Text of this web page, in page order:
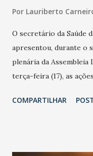
Por Lauriberto
O secretário da Saúde
apresentou, durante o
plenária da Assembleia
terça-feira (17), as
adotadas pelo Governo
COMPARTILHAR